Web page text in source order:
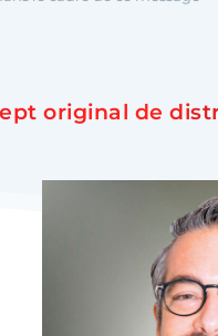
original de